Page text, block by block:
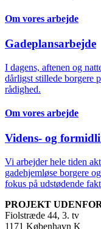
Om vores arbejde
Gadeplansarbejde
I dagens, aftenen og
dårligst stillede borgere
rådighed.
Om vores arbejde
Videns- og
Vi arbejder hele tiden
gadehjemløse borgere
fokus på udstødende
PROJEKT
Fiolstræde 44, 3. tv
1171 København K